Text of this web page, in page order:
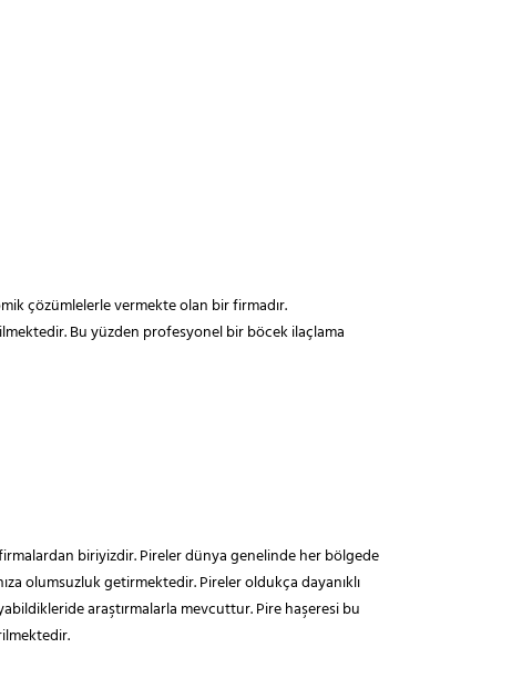
çözümlelerle vermekte olan bir firmadır.
Bu yüzden profesyonel bir böcek ilaçlama
biriyizdir. Pireler dünya genelinde her bölgede
olumsuzluk getirmektedir. Pireler oldukça dayanıklı
araştırmalarla mevcuttur. Pire haşeresi bu